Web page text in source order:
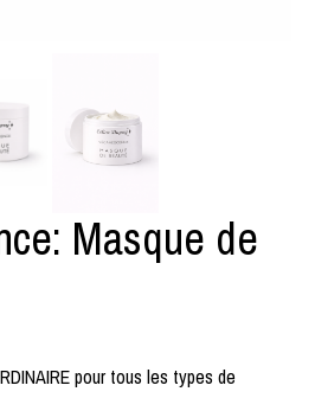
Masque de
pour tous les types de